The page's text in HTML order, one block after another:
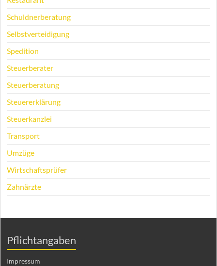
Schuldnerberatung
Selbstverteidigung
Spedition
Steuerberater
Steuerberatung
Steuererklärung
Steuerkanzlei
Transport
Umzüge
Wirtschaftsprüfer
Zahnärzte
Pflichtangaben
Impressum